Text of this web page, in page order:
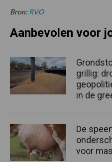
Bron: RVO
Aanbevolen voor
grillig:
in de
De
voor